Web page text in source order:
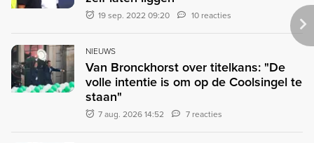
19 sep. 2022 09:20 10 reacties
NIEUWS
Van Bronckhorst over titelkans: "De
volle intentie is om op de Coolsingel te
staan"
7 aug. 2026 14:52 7 reacties